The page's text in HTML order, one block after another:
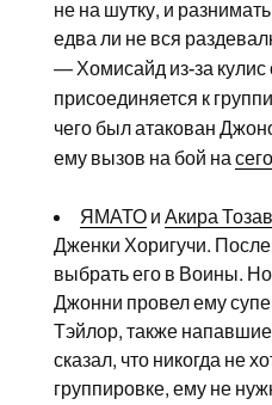
не на шутку, и
едва ли не вся
— Хомисайд из-за кулис
присоединяется к
чего был атакован
ему вызов на бой на
ЯМАТОи Акира
Дженки Хоригучи.
выбрать его в Воины. Но
Джонни провел ему
Тэйлор, также
сказал, что никогда не
группировке, ему не